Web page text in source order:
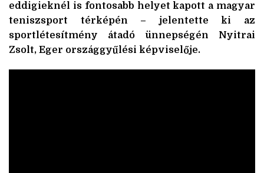
eddigieknél is fontosabb helyet kapott a magyar
teniszsport térképén – jelentette ki az
sportlétesítmény átadó ünnepségén Nyitrai
Zsolt, Eger országgyűlési képviselője.